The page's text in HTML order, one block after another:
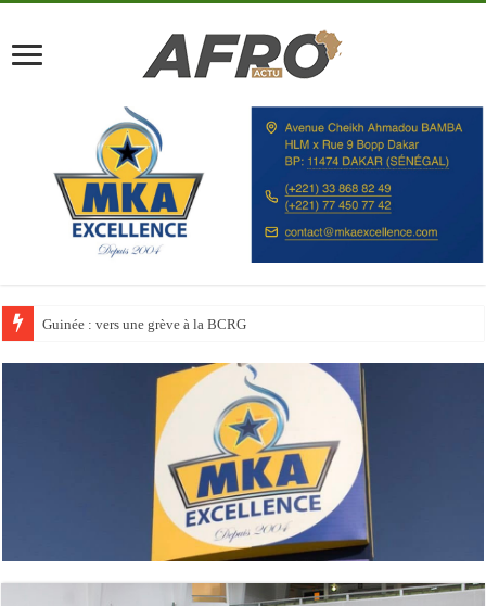
Discours à la Nation : Alassane Ouattara appelle les Ivoiriens à « l’unité,